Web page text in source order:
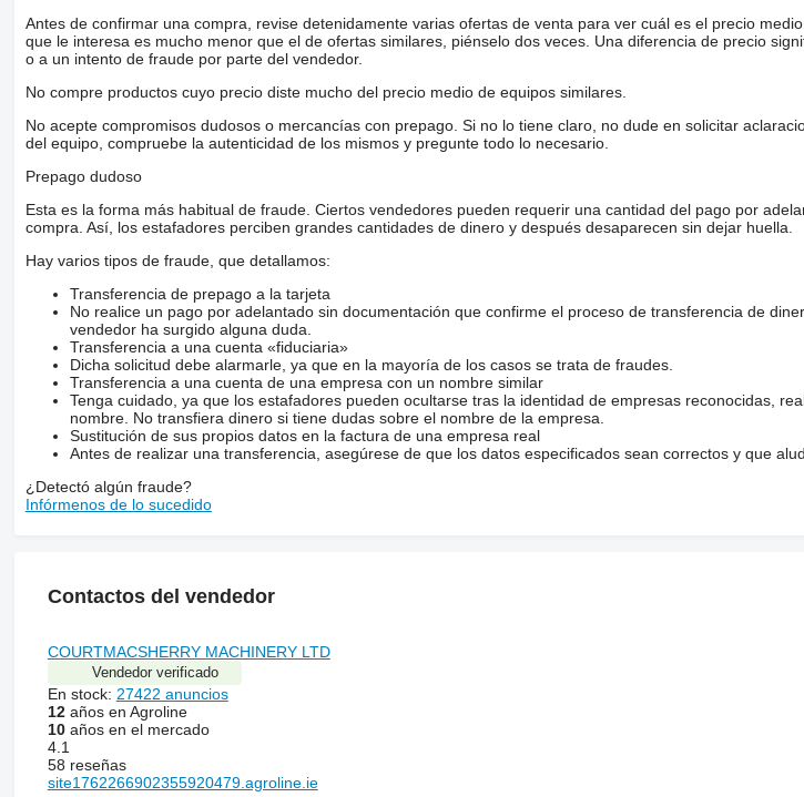
Antes de confirmar una compra, revise detenidamente varias ofertas de venta para ver cuál es el precio
que le interesa es mucho menor que el de ofertas similares, piénselo dos veces. Una diferencia de precio
o a un intento de fraude por parte del vendedor.
No compre productos cuyo precio diste mucho del precio medio de equipos similares.
No acepte compromisos dudosos o mercancías con prepago. Si no lo tiene claro, no dude en solicitar
del equipo, compruebe la autenticidad de los mismos y pregunte todo lo necesario.
Prepago dudoso
Esta es la forma más habitual de fraude. Ciertos vendedores pueden requerir una cantidad del pago por
compra. Así, los estafadores perciben grandes cantidades de dinero y después desaparecen sin dejar huella.
Hay varios tipos de fraude, que detallamos:
Transferencia de prepago a la tarjeta
No realice un pago por adelantado sin documentación que confirme el proceso de transferencia de
vendedor ha surgido alguna duda.
Transferencia a una cuenta «fiduciaria»
Dicha solicitud debe alarmarle, ya que en la mayoría de los casos se trata de fraudes.
Transferencia a una cuenta de una empresa con un nombre similar
Tenga cuidado, ya que los estafadores pueden ocultarse tras la identidad de empresas reconocidas,
nombre. No transfiera dinero si tiene dudas sobre el nombre de la empresa.
Sustitución de sus propios datos en la factura de una empresa real
Antes de realizar una transferencia, asegúrese de que los datos especificados sean correctos y que
¿Detectó algún fraude?
Infórmenos de lo sucedido
Contactos del vendedor
COURTMACSHERRY MACHINERY LTD
Vendedor verificado
En stock: 27422 anuncios
12años en Agroline
10años en el mercado
4.1
58 reseñas
site1762266902355920479.agroline.ie